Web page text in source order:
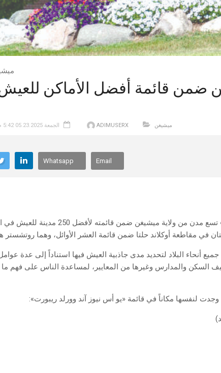
قائمة أفضل الأماكن
POSTED: الجمعة 05.23.2025 5:42 م ADIMUSERX ميشيغن
Whatsapp Email
اختار موقع «يو أس نيوز آند وورلد ريبورت» تسع مدن من ولاية ميشيغن ضمن قائمته
أكثر من 850 مدينة في جميع أنحاء البلاد لتحديد مدى جاذبية العيش فيها استناداً إلى
السكن والمدارس وغيرها من المعايير، لمساعدة الناس على فهم
لنفسها مكاناً في قائمة «يو أس نيوز آند وورلد ريبورت»: